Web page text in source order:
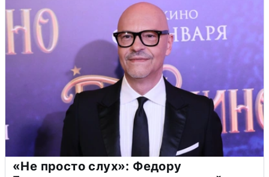
«Не просто слух»: Федору